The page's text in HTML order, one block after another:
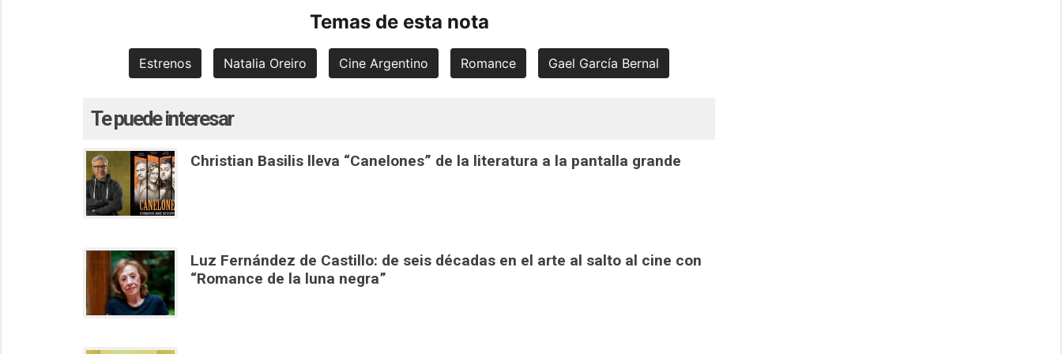
Temas de esta nota
Estrenos Natalia Oreiro Cine Argentino Romance Gael García Bernal
Te puede interesar
Christian Basilis lleva “Canelones” de la literatura a la pantalla grande
Luz Fernández de Castillo: de seis décadas en el arte al salto al cine con
“Romance de la luna negra”